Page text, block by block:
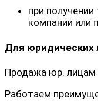
при
компании или
Для юридических
Продажа юр. лицам
Работаем